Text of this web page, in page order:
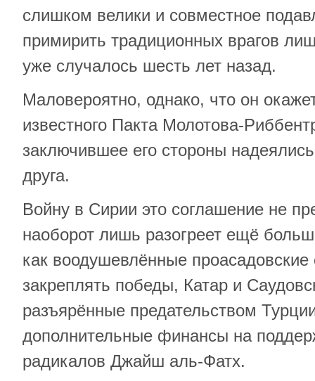
слишком велики и совместное
примирить традиционных врагов
уже случалось шесть лет назад.
Маловероятно, однако, что он
известного Пакта Молотова-
заключившее его стороны
друга.
Войну в Сирии это соглашение не
наоборот лишь разогреет ещё
как воодушевлённые проасадовские
закреплять победы, Катар и
разъярённые предательством
дополнительные финансы на
радикалов Джайш аль-Фатх.